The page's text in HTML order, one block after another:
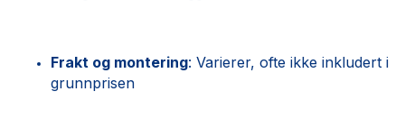
Frakt og montering: Varierer, ofte ikke inkludert i
grunnprisen